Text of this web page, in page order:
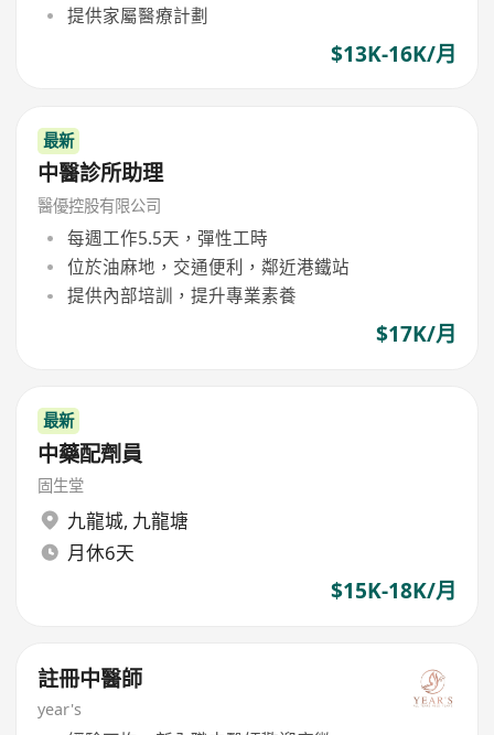
提供家屬醫療計劃
$13K-16K/月
最新
中醫診所助理
醫優控股有限公司
每週工作5.5天，彈性工時
位於油麻地，交通便利，鄰近港鐵站
提供內部培訓，提升專業素養
$17K/月
最新
中藥配劑員
固生堂
九龍城, 九龍塘
月休6天
$15K-18K/月
註冊中醫師
year's